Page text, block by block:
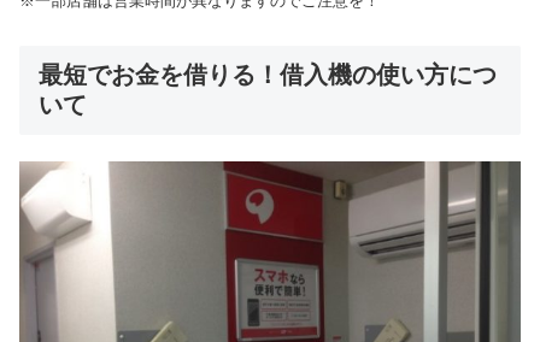
最短でお金を借りる！借入機の使い方につ
いて